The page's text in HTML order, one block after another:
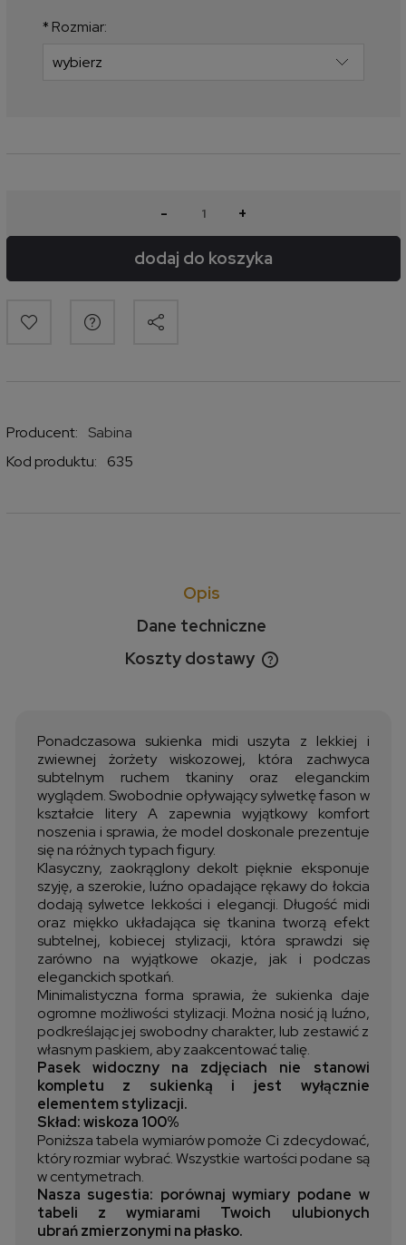
* Rozmiar:
- +
dodaj do koszyka
Producent:
Sabina
Kod produktu:
635
Opis
Dane techniczne
Koszty dostawy
Cena nie zawiera ewentualnych kosztów płatności
Ponadczasowa sukienka midi uszyta z lekkiej i
zwiewnej żorżety wiskozowej, która zachwyca
subtelnym ruchem tkaniny oraz eleganckim
wyglądem. Swobodnie opływający sylwetkę fason w
kształcie litery A zapewnia wyjątkowy komfort
noszenia i sprawia, że model doskonale prezentuje
się na różnych typach figury.
Klasyczny, zaokrąglony dekolt pięknie eksponuje
szyję, a szerokie, luźno opadające rękawy do łokcia
dodają sylwetce lekkości i elegancji. Długość midi
oraz miękko układająca się tkanina tworzą efekt
subtelnej, kobiecej stylizacji, która sprawdzi się
zarówno na wyjątkowe okazje, jak i podczas
eleganckich spotkań.
Minimalistyczna forma sprawia, że sukienka daje
ogromne możliwości stylizacji. Można nosić ją luźno,
podkreślając jej swobodny charakter, lub zestawić z
własnym paskiem, aby zaakcentować talię.
Pasek widoczny na zdjęciach nie stanowi
kompletu z sukienką i jest wyłącznie
elementem stylizacji.
Skład: wiskoza 100%
Poniższa tabela wymiarów pomoże Ci zdecydować,
który rozmiar wybrać. Wszystkie wartości podane są
w centymetrach.
Nasza sugestia: porównaj wymiary podane w
tabeli z wymiarami Twoich ulubionych
ubrań zmierzonymi na płasko.